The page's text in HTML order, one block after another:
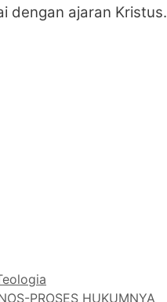
dengan ajaran Kristus.
PROSES HUKUMNYA